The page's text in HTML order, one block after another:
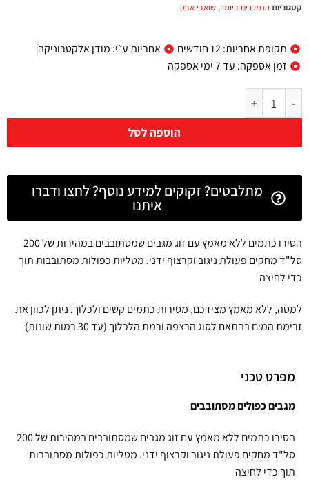
קטגוריותהנמכרים ביותר, שואבי אבק
תקופת אחריות: 12 חודשים
אחריות ע״י: מודן אלקטרוניקה
זמן אספקה: עד 7 ימי אספקה
הוספה לסל
מתלבטים? זקוקים למידע נוסף? לחצו ודברו
איתנו
הסירו כתמים ללא מאמץ עם זוג מגבים שמסתובבים במהירות של 200
סל"ד מחקים פעולת ניגוב וקרצוף ידני. מטליות כפולות מסתובבות תוך
כדי לחיצה
למטה, ללא מאמץ מצידכם, מסירות כתמים קשים ולכלוך. ניתן לכוון את
זרימת המים בהתאם לסוג הרצפה ורמת הלכלוך (עד 30 רמות שונות)
מפרט טכני
מגבים כפולים מסתובבים
הסירו כתמים ללא מאמץ עם זוג מגבים שמסתובבים במהירות של 200
סל"ד מחקים פעולת ניגוב וקרצוף ידני. מטליות כפולות מסתובבות
תוך כדי לחיצה